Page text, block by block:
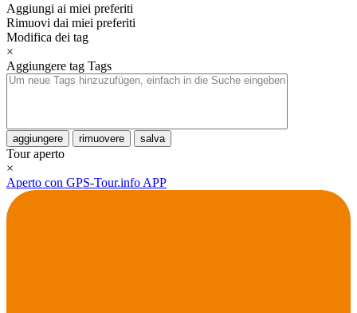
Aggiungi ai miei preferiti
Rimuovi dai miei preferiti
Modifica dei tag
×
Aggiungere tag Tags
aggiungere rimuovere salva
Tour aperto
×
Aperto con GPS-Tour.info APP